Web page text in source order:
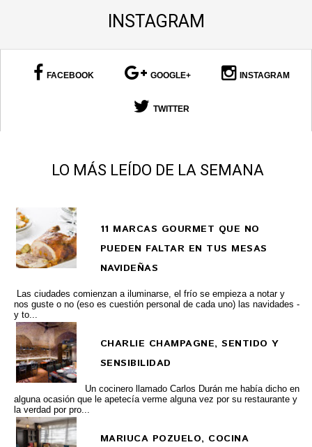
INSTAGRAM
FACEBOOK GOOGLE+ INSTAGRAM
TWITTER
LO MÁS LEÍDO DE LA SEMANA
11 MARCAS GOURMET QUE NO
PUEDEN FALTAR EN TUS MESAS
NAVIDEÑAS
Las ciudades comienzan a iluminarse, el frío se empieza a notar y
nos guste o no (eso es cuestión personal de cada uno) las navidades -
y to...
CHARLIE CHAMPAGNE, SENTIDO Y
SENSIBILIDAD
Un cocinero llamado Carlos Durán me había dicho en
alguna ocasión que le apetecía verme alguna vez por su restaurante y
la verdad por pro...
MARIUCA POZUELO, COCINA